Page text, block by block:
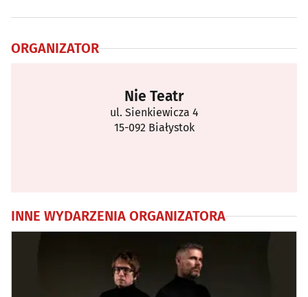
ORGANIZATOR
Nie Teatr
ul. Sienkiewicza 4
15-092 Białystok
INNE WYDARZENIA ORGANIZATORA